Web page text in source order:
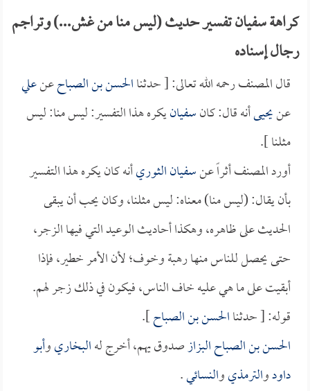
كراهة سفيان تفسير حديث (ليس منا من غش...) وتراجم
رجال إسناده
قال المصنف رحمه الله تعالى: [ حدثناالحسن بن الصباحعنعلي
عنيحيىأنه قال: كانسفيانيكره هذا التفسير: ليس منا: ليس
مثلنا ].
أورد المصنف أثراً عنسفيان الثوريأنه كان يكره هذا التفسير
بأن يقال: (ليس منا) معناه: ليس مثلنا، وكان يحب أن يبقى
الحديث على ظاهره، وهكذا أحاديث الوعيد التي فيها الزجر،
حتى يحصل للناس منها رهبة وخوف؛ لأن الأمر خطير، فإذا
أبقيت على ما هي عليه خاف الناس، فيكون في ذلك زجر لهم.
قوله: [ حدثناالحسن بن الصباح].
الحسن بن الصباح البزازصدوق يهم، أخرج لهالبخاريوأبو
داودوالترمذيوالنسائي.